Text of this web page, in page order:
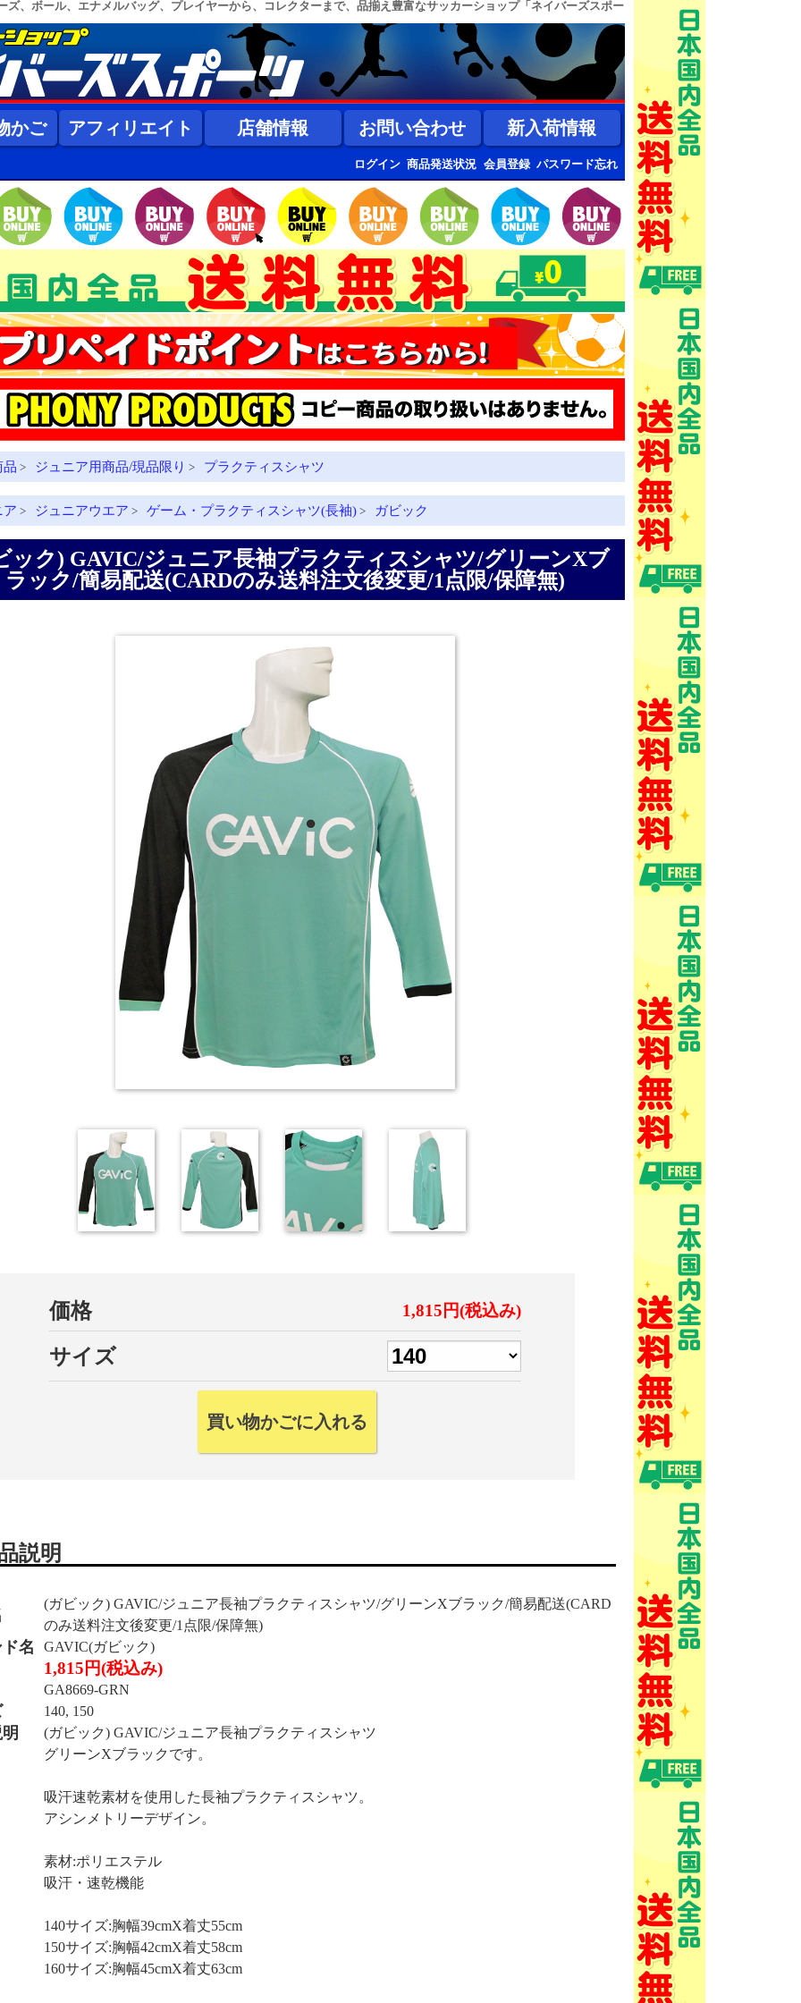
ズ、ボール、エナメルバッグ、プレイヤーから、コレクターまで、品揃え豊富なサッカーショップ「ネイバーズスポー
かご アフィリエイト 店舗情報 お問い合わせ 新入荷情報
ログイン 商品発送状況 会員登録 パスワード忘れ
品 > ジュニア用商品/現品限り > プラクティスシャツ
ア > ジュニアウエア > ゲーム・プラクティスシャツ(長袖) > ガビック
ック) GAVIC/ジュニア長袖プラクティスシャツ/グリーンXブ
ラック/簡易配送(CARDのみ送料注文後変更/1点限/保障無)
価格 1,815円(税込み)
サイズ
説明
(ガビック) GAVIC/ジュニア長袖プラクティスシャツ/グリーンXブラック/簡易配送(CARD
のみ送料注文後変更/1点限/保障無)
名 GAVIC(ガビック)
1,815円(税込み)
GA8669-GRN
140, 150
(ガビック) GAVIC/ジュニア長袖プラクティスシャツ
グリーンXブラックです。
吸汗速乾素材を使用した長袖プラクティスシャツ。
アシンメトリーデザイン。
素材:ポリエステル
吸汗・速乾機能
140サイズ:胸幅39cmX着丈55cm
150サイズ:胸幅42cmX着丈58cm
160サイズ:胸幅45cmX着丈63cm